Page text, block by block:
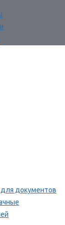
документов